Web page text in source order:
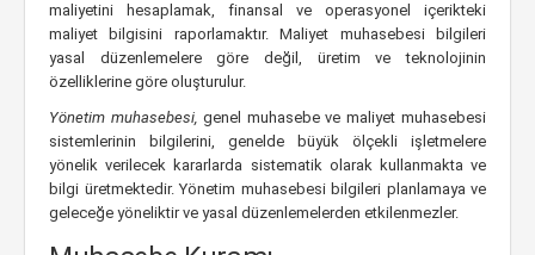
maliyetini hesaplamak, finansal ve operasyonel içerikteki
maliyet bilgisini raporlamaktır. Maliyet muhasebesi bilgileri
yasal düzenlemelere göre değil, üretim ve teknolojinin
özelliklerine göre oluşturulur.
Yönetim muhasebesi, genel muhasebe ve maliyet muhasebesi
sistemlerinin bilgilerini, genelde büyük ölçekli işletmelere
yönelik verilecek kararlarda sistematik olarak kullanmakta ve
bilgi üretmektedir. Yönetim muhasebesi bilgileri planlamaya ve
geleceğe yöneliktir ve yasal düzenlemelerden etkilenmezler.